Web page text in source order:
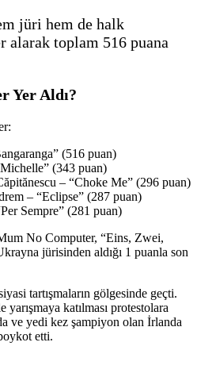
jüri hem de halk
alarak toplam 516 puana
Yer Aldı?
(516 puan)
(343 puan)
– “Choke Me” (296 puan)
– “Eclipse” (287 puan)
Sempre” (281 puan)
No Computer, “Eins, Zwei,
jürisinden aldığı 1 puanla son
tartışmaların gölgesinde geçti.
yarışmaya katılması protestolara
ve yedi kez şampiyon olan İrlanda
etti.